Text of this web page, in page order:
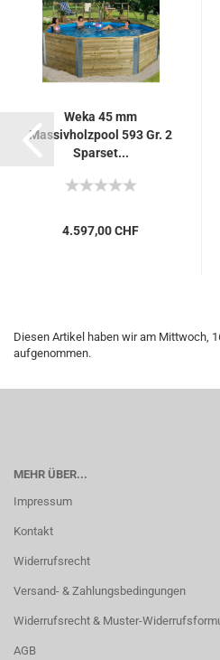
Weka 45 mm
Massivholzpool 593 Gr. 2
Sparset...
4.597,00 CHF
Diesen Artikel haben wir am Mittwoch,
aufgenommen.
MEHR ÜBER...
Impressum
Kontakt
Widerrufsrecht
Versand- & Zahlungsbedingungen
Widerrufsrecht & Muster-
AGB